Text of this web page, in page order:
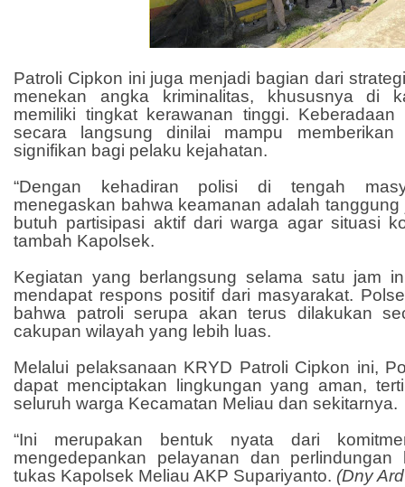
Patroli Cipkon ini juga menjadi bagian dari
menekan angka kriminalitas, khususnya di
memiliki tingkat kerawanan tinggi.
secara langsung dinilai mampu
signifikan bagi pelaku kejahatan.
“Dengan kehadiran polisi di tengah
menegaskan bahwa keamanan adalah
butuh partisipasi aktif dari warga agar situasi
tambah Kapolsek.
Kegiatan yang berlangsung selama satu jam
mendapat respons positif dari masyarakat.
bahwa patroli serupa akan terus dilakukan
cakupan wilayah yang lebih luas.
Melalui pelaksanaan KRYD Patroli Cipkon ini,
dapat menciptakan lingkungan yang aman,
seluruh warga Kecamatan Meliau dan sekitarnya.
“Ini merupakan bentuk nyata dari
mengedepankan pelayanan dan perlindungan
tukas Kapolsek Meliau AKP Supariyanto. (Dny